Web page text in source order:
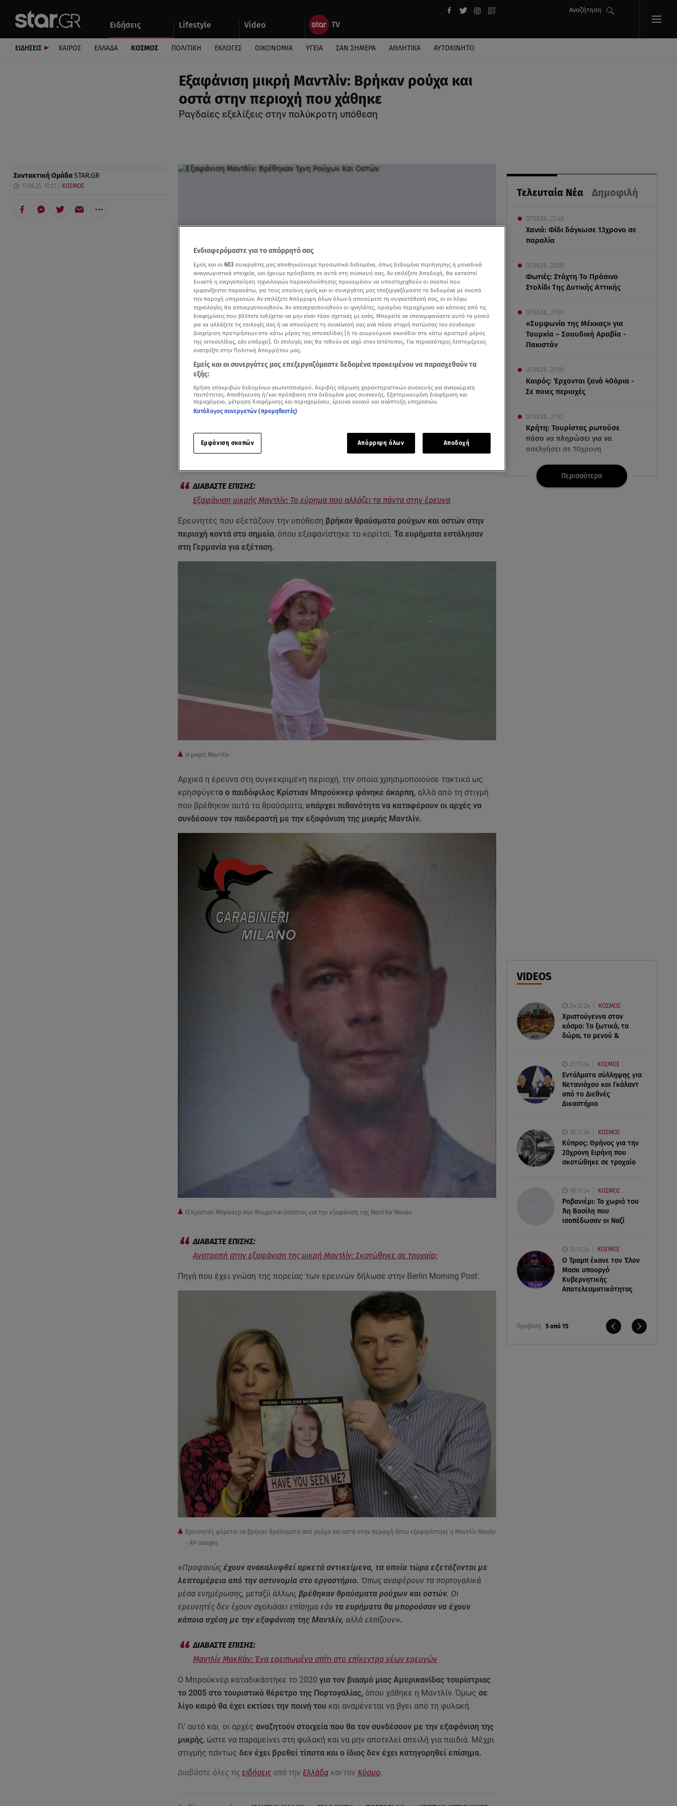
Ειδήσεις Lifestyle Video
Αναζήτηση
Αυτοκίνητο
ΕΙΔΗΣΕΙΣ ΚΑΙΡΟΣ ΕΛΛΑΔΑ ΚΟΣΜΟΣ ΠΟΛΙΤΙΚΗ ΕΚΛΟΓΕΣ ΟΙΚΟΝΟΜΙΑ ΥΓΕΙΑ ΣΑΝ ΣΗΜΕΡΑ ΑΘΛΗΤΙΚΑ ΑΥΤΟΚΙΝΗΤΟ
Εξαφάνιση μικρή Μαντλίν: Βρήκαν ρούχα και
οστά στην περιοχή που χάθηκε
Ραγδαίες εξελίξεις στην πολύκροτη υπόθεση
Τελευταία Νέα Δημοφιλή
07.08.26 , 22:40
Χανιά: Φίδι δάγκωσε 13χρονο σε
παραλία
07.08.26 , 22:05
Φωτιές: Στάχτη Το Πράσινο
Στολίδι Της Δυτικής Αττικής
07.08.26 , 21:50
«Συμφωνία της Μέκκας» για
Τουρκία – Σαουδική Αραβία -
Πακιστάν
07.08.26 , 21:50
Καιρός: Έρχονται ξανά 40άρια -
Σε ποιες περιοχές
07.08.26 , 21:32
Κρήτη: Τουρίστας ρωτούσε
πόσο να πληρώσει για να
ασελγήσει σε 10χρονη
07.08.26 , 21:17
Κλήρωση Eurojackpot
07.08.26 , 17:44
Παιδικοί σταθμοί: Πότε βγαίνουν
τα προσωρινά αποτελέσματα
Περισσότερα
VIDEOS
24.12.24 ΚΟΣΜΟΣ
Χριστούγεννα στον
κόσμο: Tα ξωτικά, τα
δώρα, το μενού &
21.11.24 ΚΟΣΜΟΣ
Εντάλματα σύλληψης για
Νετανιάχου και Γκάλαντ
από το Διεθνές
Δικαστήριο
18.11.24 ΚΟΣΜΟΣ
Κύπρος: Θρήνος για την
20χρονη Ειρήνη που
σκοτώθηκε σε τροχαίο
18.11.24 ΚΟΣΜΟΣ
Ροβανιέμι: Το χωριό του
Άη Βασίλη που
ισοπέδωσαν οι Ναζί
13.11.24 ΚΟΣΜΟΣ
O Τραμπ έκανε τον Έλον
Μασκ υπουργό
Κυβερνητικής
Αποτελεσματικότητας
Προβολή 5 από 15
Συντακτική ΟμάδαSTAR.GR
11.06.25, 10:21 ΚΟΣΜΟΣ
Νέες έρευνες ξεκίνησαν πριν από λίγες μέρες στην Πορτογαλία για την εξαφάνιση της μικρής Μαντλίν - Βίντεο ΕΡΤ
Δείτε περισσότερα άρθρα μας στα αποτελέσματα αναζήτησης
Add star.gr on Google
Νέα ανατριχιαστικά στοιχεία έρχονται στο φως της δημοσιότητας για την υπόθεση
της
Εξαφάνιση μικρής Μαντλίν: Το εύρημα που αλλάζει τα πάντα στην έρευνα
Ερευνητές που εξετάζουν την υπόθεση βρήκαν θραύσματα ρούχων και οστών στην
περιοχή κοντά στο σημείο, όπου εξαφανίστηκε το κορίτσι. Τα ευρήματα εστάλησαν
στη Γερμανία για εξέταση.
Η μικρή Μαντλίν
Αρχικά η έρευνα στη συγκεκριμένη περιοχή, την οποία χρησιμοποιούσε τακτικά ως
κρησφύγετο ο παιδόφιλος Κρίστιαν Μπρούκνερ φάνηκε άκαρπη, αλλά από τη στιγμή
που βρέθηκαν αυτά τα θραύσματα, υπάρχει πιθανότητα να καταφέρουν οι αρχές να
συνδέσουν τον παιδεραστή με την εξαφάνιση της μικρής Μαντλίν.
Ο Κρίστιαν Μπρίκνερ που θεωρείται ύποπτος για την εξαφάνιση της Μαντλίν Μακάν
Ανατροπή στην εξαφάνιση της μικρή Μαντλίν: Σκοτώθηκε σε τροχαίο;
Πηγή που έχει γνώση της πορείας των ερευνών δήλωσε στην Berlin Morning Post:
Ερευνητές φέρεται να βρήκαν θραύσματα από ρούχα και οστά στην περιοχή όπου εξαφανίστηκε η Μαντλίν Μακάν
- AP Images
«Προφανώςέχουν ανακαλυφθεί αρκετά αντικείμενα, τα οποία τώρα εξετάζονται με
λεπτομέρεια από την αστυνομία στο εργαστήριο. Όπως αναφέρουν τα πορτογαλικά
μέσα ενημέρωσης, μεταξύ άλλων, βρέθηκαν θραύσματα ρούχων και οστών. Οι
ερευνητές δεν έχουν σχολιάσει επίσημα εάν τα ευρήματα θα μπορούσαν να έχουν
κάποια σχέση με την εξαφάνιση της Μαντλίν, αλλά ελπίζουν».
Μαντλίν ΜακΚάν: Ένα ερειπωμένο σπίτι στο επίκεντρο νέων ερευνών
Ο Μπρούκνερ καταδικάστηκε το 2020 για τον βιασμό μιας Αμερικανίδας τουρίστριας
το 2005 στο τουριστικό θέρετρο της Πορτογαλίας, όπου χάθηκε η Μαντλίν. Όμως σε
λίγο καιρό θα έχει εκτίσει την ποινή του και αναμένεται να βγει από τη φυλακή.
Γι’ αυτό και οι αρχές αναζητούν στοιχεία που θα τον συνδέσουν με την εξαφάνιση της
μικρής, ώστε να παραμείνει στη φυλακή και να μην αποτελεί απειλή για παιδιά. Μέχρι
στιγμής πάντως δεν έχει βρεθεί τίποτα και ο ίδιος δεν έχει κατηγορηθεί επίσημα.
Διαβάστε όλες τις ειδήσειςαπό την Ελλάδακαι τον Κόσμο.
Ενδιαφερόμαστε για το απόρρητό σας
Εμείς και οι 603 συνεργάτες μας αποθηκεύουμε προσωπικά δεδομένα, όπως δεδομένα περιήγησης ή μοναδικά
αναγνωριστικά στοιχεία, και έχουμε πρόσβαση σε αυτά στη συσκευή σας. Αν επιλέξετε Αποδοχή, θα καταστεί
δυνατή η ενεργοποίηση τεχνολογιών παρακολούθησης προκειμένου να υποστηριχθούν οι σκοποί που
εμφανίζονται παρακάτω, για τους οποίους εμείς και οι συνεργάτες μας επεξεργαζόμαστε τα δεδομένα με σκοπό
την παροχή υπηρεσιών. Αν επιλέξετε Απόρριψη όλων όλων ή αποσύρετε τη συγκατάθεσή σας, οι εν λόγω
τεχνολογίες θα απενεργοποιηθούν. Αν απενεργοποιηθούν οι ιχνηλάτες, ορισμένο περιεχόμενο και κάποιες από τις
διαφημίσεις που βλέπετε ενδέχεται να μην είναι τόσο σχετικές με εσάς. Μπορείτε να επανεμφανίσετε αυτό το μενού
για να αλλάξετε τις επιλογές σας ή να αποσύρετε τη συναίνεσή σας ανά πάσα στιγμή πατώντας τον σύνδεσμο
Διαχείριση προτιμήσεων στο κάτω μέρος της ιστοσελίδας [ή το αιωρούμενο εικονίδιο στο κάτω αριστερό μέρος
της ιστοσελίδας, εάν υπάρχει]. Οι επιλογές σας θα τεθούν σε ισχύ στον Ιστότοπος. Για περισσότερες λεπτομέρειες
ανατρέξτε στην Πολιτική Απορρήτου μας.
Εμείς και οι συνεργάτες μας επεξεργαζόμαστε δεδομένα προκειμένου να παρασχεθούν τα
εξής:
Χρήση επακριβών δεδομένων γεωεντοπισμού. Ακριβής σάρωση χαρακτηριστικών συσκευής για αναγνώριση
ταυτότητας. Αποθήκευση ή/και πρόσβαση στα δεδομένα μιας συσκευής. Εξατομικευμένη διαφήμιση και
περιεχόμενο, μέτρηση διαφήμισης και περιεχομένου, έρευνα κοινού και ανάπτυξη υπηρεσιών.
Κατάλογος συνεργατών (προμηθευτές)
Εμφάνιση σκοπών Απόρριψη όλων Αποδοχή